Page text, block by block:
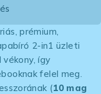
prémium,
2-in1 üzleti
így
felel meg.
(10 mag